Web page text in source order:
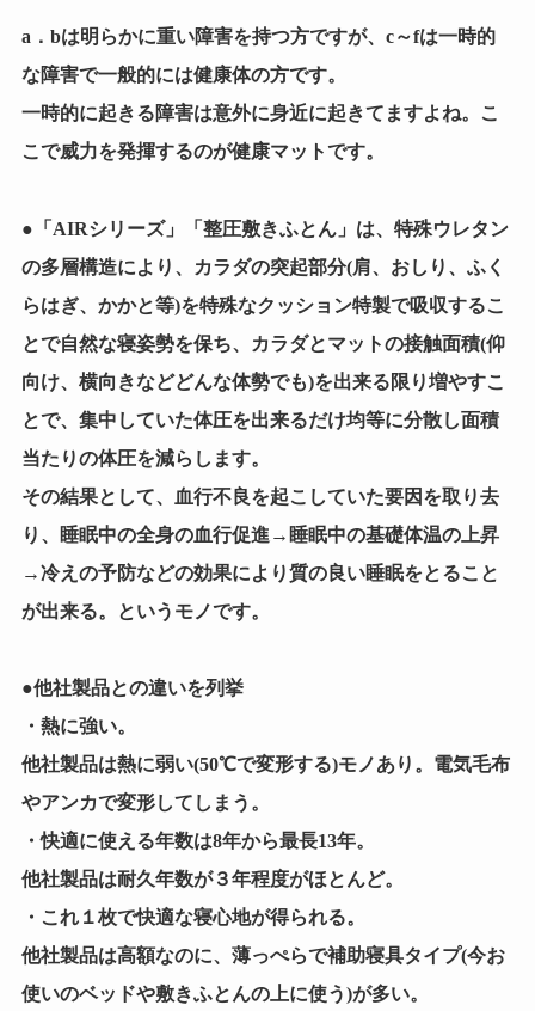
a．bは明らかに重い障害を持つ方ですが、c～fは一時的
な障害で一般的には健康体の方です。
一時的に起きる障害は意外に身近に起きてますよね。こ
こで威力を発揮するのが健康マットです。
●「AIRシリーズ」「整圧敷きふとん」は、特殊ウレタン
の多層構造により、カラダの突起部分(肩、おしり、ふく
らはぎ、かかと等)を特殊なクッション特製で吸収するこ
とで自然な寝姿勢を保ち、カラダとマットの接触面積(仰
向け、横向きなどどんな体勢でも)を出来る限り増やすこ
とで、集中していた体圧を出来るだけ均等に分散し面積
当たりの体圧を減らします。
その結果として、血行不良を起こしていた要因を取り去
り、睡眠中の全身の血行促進→睡眠中の基礎体温の上昇
→冷えの予防などの効果により質の良い睡眠をとること
が出来る。というモノです。
●他社製品との違いを列挙
・熱に強い。
他社製品は熱に弱い(50℃で変形する)モノあり。電気毛布
やアンカで変形してしまう。
・快適に使える年数は8年から最長13年。
他社製品は耐久年数が３年程度がほとんど。
・これ１枚で快適な寝心地が得られる。
他社製品は高額なのに、薄っぺらで補助寝具タイプ(今お
使いのベッドや敷きふとんの上に使う)が多い。